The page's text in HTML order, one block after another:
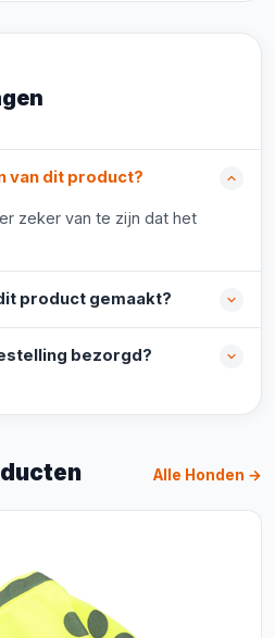
van dit product?
zeker van te zijn dat het
product gemaakt?
bezorgd?
Alle Honden →